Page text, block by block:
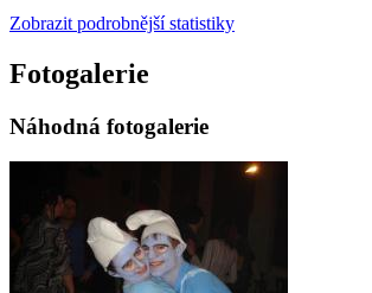
Zobrazit podrobnější statistiky
Fotogalerie
Náhodná fotogalerie